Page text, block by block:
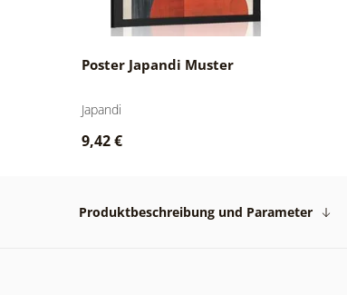
Poster Japandi Muster
Japandi
9,42 €
Produktbeschreibung und Parameter